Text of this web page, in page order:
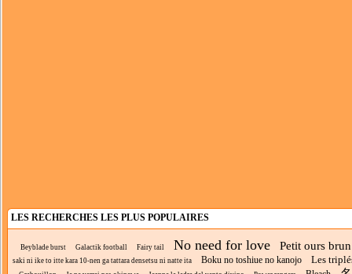
LES RECHERCHES LES PLUS POPULAIRES
Beyblade burst Galactik football Fairy tail No need for love Petit ours brun
saki ni ike to itte kara 10-nen ga tattara densetsu ni natte ita Boku no toshiue no kanojo Les